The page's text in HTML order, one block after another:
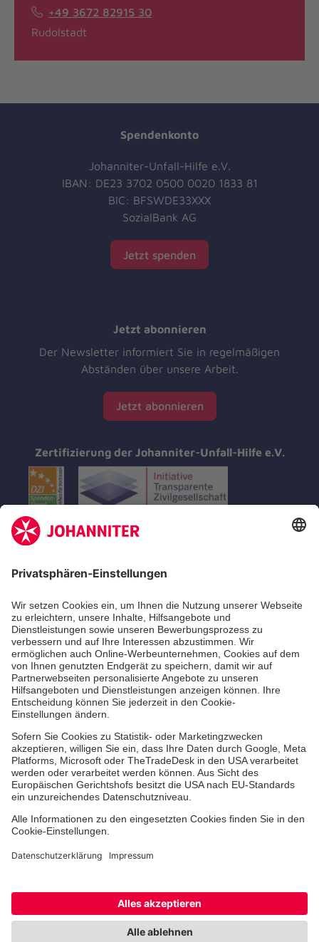
+49 3672 82915 30
Rudolstadt
Spendenkonto
Johanniter-Unfall-Hilfe e.V.
IBAN: DE23 3702 0500 0020 1833 81
BIC: BFSWDE33XXX
SozialBank AG
Jetzt spenden
Jetzt abonnieren
Der Newsletter informiert Sie in regelmäßigen
Abständen über unsere Arbeit.
Jetzt abonnieren
Zertifizierung der Johanniter-Unfall-Hilfe e.V.
Aus- & Fortbildungen
Erste-Hilfe-Kurse
Jobs & Ehrenamt
Freiwilligendienst
Spendenprojekte
Johanniter-Jugend
Einrichtungen
Dienstleistungen
Impressum Kontakt Widerruf